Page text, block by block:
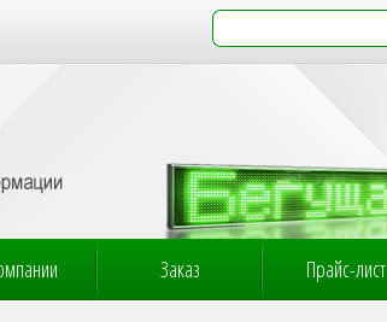
Заказ Прайс-лист